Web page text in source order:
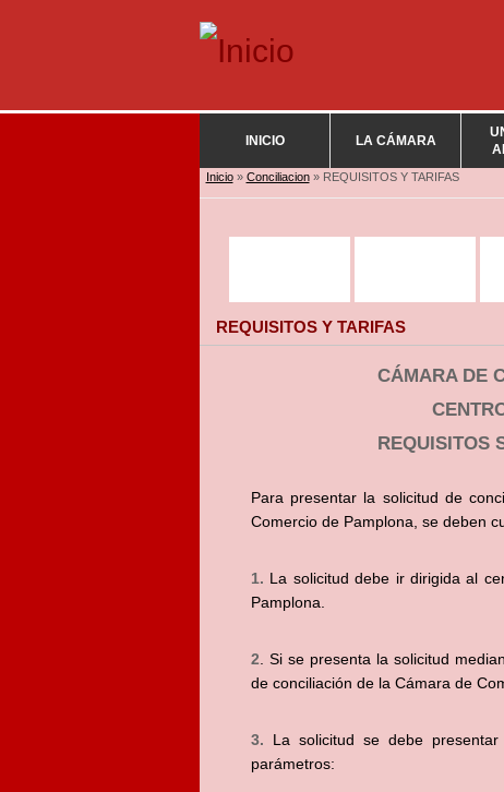
INICIO LA CÁMARA
Se encuentra usted aquí
Inicio» Conciliacion» REQUISITOS Y TARIFAS
REQUISITOS Y TARIFAS
CÁMARA DE
REQUISITOS
Para presentar la solicitud de
Comercio de Pamplona, se deben
1. La solicitud debe ir dirigida al
Pamplona.
2 . Si se presenta la solicitud
de conciliación de la Cámara de
3. La solicitud se debe
parámetros: